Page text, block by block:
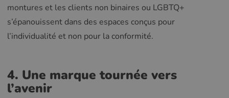
montures et les clients non binaires ou LGBTQ+
s’épanouissent dans des espaces conçus pour
l’individualité et non pour la conformité.
4. Une marque tournée vers
l’avenir